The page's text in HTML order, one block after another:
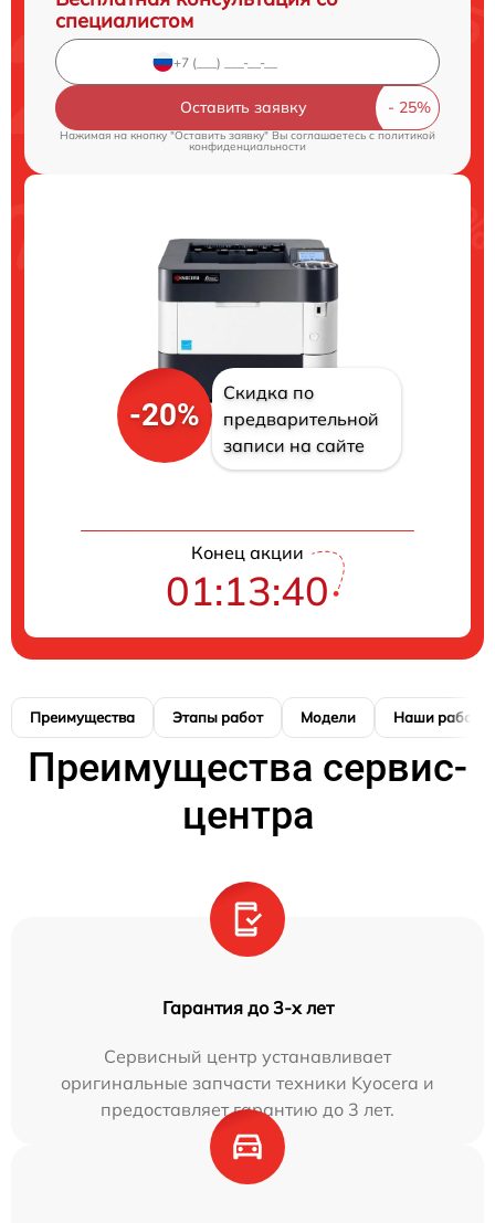
специалистом
Оставить заявку
Нажимая на кнопку "Оставить заявку" Вы соглашаетесь cполитикой
конфиденциальности
-20%
Скидка по
предварительной
записи на сайте
Конец акции
01:13:40
Преимущества Этапы работ Модели Наши работы
Преимущества сервис-
центра
Гарантия до 3-х лет
Сервисный центр устанавливает
оригинальные запчасти техники Kyocera и
предоставляет гарантию до 3 лет.